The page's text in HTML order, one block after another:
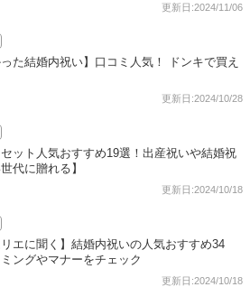
更新日:2024/11/06
った結婚内祝い】口コミ人気！ ドンキで買え
更新日:2024/10/28
ット人気おすすめ19選！出産祝いや結婚祝
代に贈れる】
更新日:2024/10/18
リエに聞く】結婚内祝いの人気おすすめ34
ングやマナーをチェック
更新日:2024/10/18